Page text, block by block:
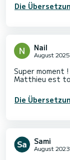
Die
Nail
August 2025
Super moment !
Matthieu est
Die
Sami
August 2023